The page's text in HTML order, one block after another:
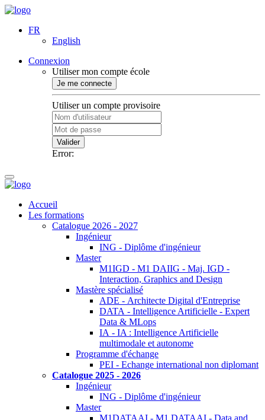
FR
English
Connexion
Utiliser mon compte école
Je me connecte
Utiliser un compte provisoire
Valider
Error:
Accueil
Les formations
Catalogue 2026 - 2027
Ingénieur
ING - Diplôme d'ingénieur
Master
M1IGD - M1 DAIIG - Maj. IGD -
Interaction, Graphics and Design
Mastère spécialisé
ADE - Architecte Digital d'Entreprise
DATA - Intelligence Artificielle - Expert
Data & MLops
IA - IA : Intelligence Artificielle
multimodale et autonome
Programme d'échange
PEI - Echange international non diplomant
Catalogue 2025 - 2026
Ingénieur
ING - Diplôme d'ingénieur
Master
M1DATAAI - M1 DATAAI - Data and